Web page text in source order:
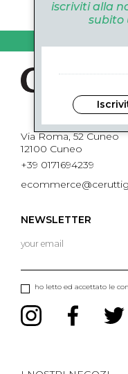
Via Roma, 52 Cuneo
12100 Cuneo
+39 0171694239
NEWSLETTER
ho letto ed accettato le
iscriviti alla
subito